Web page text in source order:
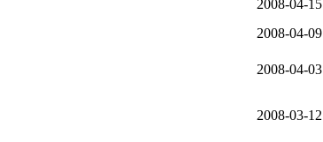
2008-04-15
2008-04-09
2008-04-03
2008-03-12